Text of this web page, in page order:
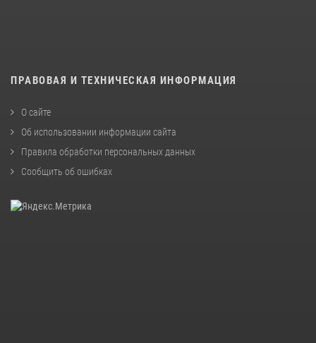
ПРАВОВАЯ И ТЕХНИЧЕСКАЯ ИНФОРМАЦИЯ
О сайте
Об использовании информации сайта
Правила обработки персональных данных
Сообщить об ошибках